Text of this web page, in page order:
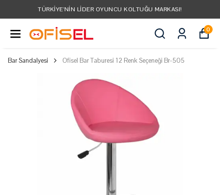
TÜRKIYE'NIN LIDER OYUNCU KOLTUĞU MARKASI!
0
Bar Sandalyesi Ofisel Bar Taburesi 12 Renk Seçeneği Br-505